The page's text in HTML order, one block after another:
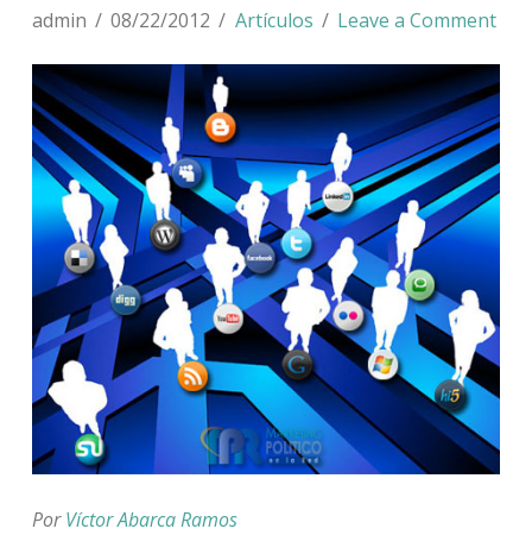
admin 08/22/2012 Artículos Leave a Comment
PorVíctor Abarca Ramos